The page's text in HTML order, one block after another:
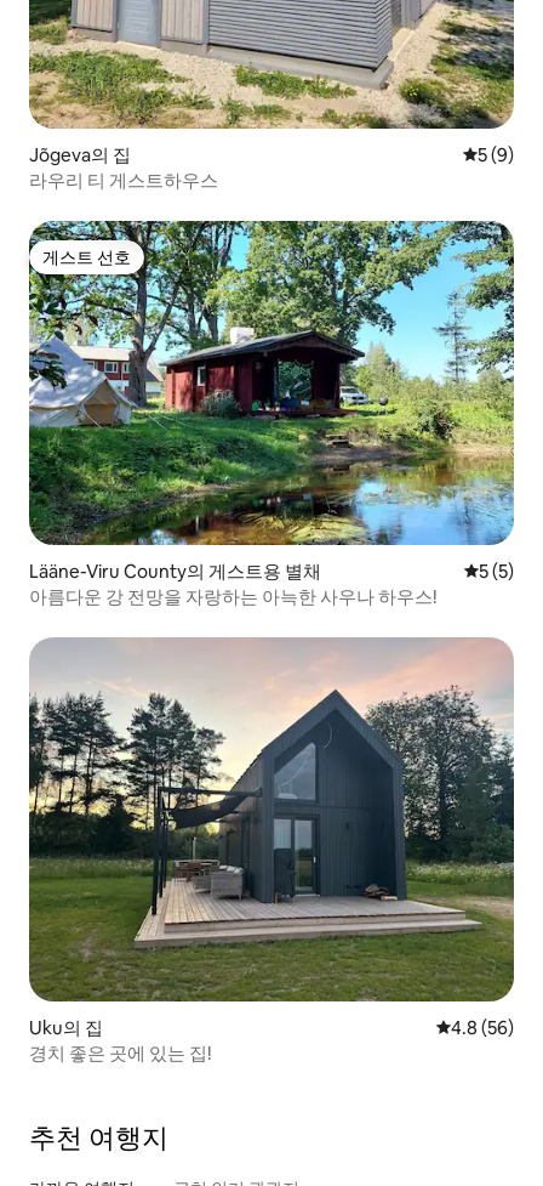
Jõgeva의 집 평점 5점
5 (9)
라우리 티 게스트하우스
게스트 선호
게스트 선호
Lääne-Viru County의 게스트용 별채 평점 5점
5 (5)
아름다운 강 전망을 자랑하는 아늑한 사우나 하우스!
Uku의 집 평점 4.8점(5
4.8 (56)
경치 좋은 곳에 있는 집!
추천 여행지